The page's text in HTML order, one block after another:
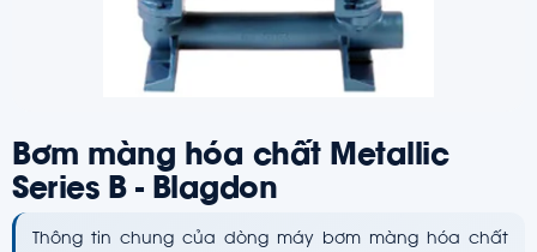
Bơm màng hóa chất Metallic
Series B - Blagdon
Thông tin chung của dòng máy bơm màng hóa chất